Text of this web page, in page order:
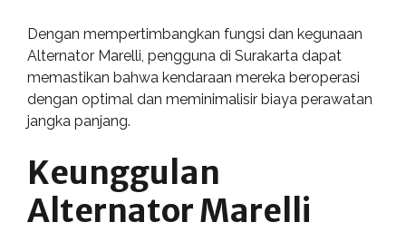
Dengan mempertimbangkan fungsi dan kegunaan
Alternator Marelli, pengguna di Surakarta dapat
memastikan bahwa kendaraan mereka beroperasi
dengan optimal dan meminimalisir biaya perawatan
jangka panjang.
Keunggulan
Alternator Marelli